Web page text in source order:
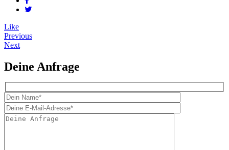
Like
Previous
Next
Deine Anfrage